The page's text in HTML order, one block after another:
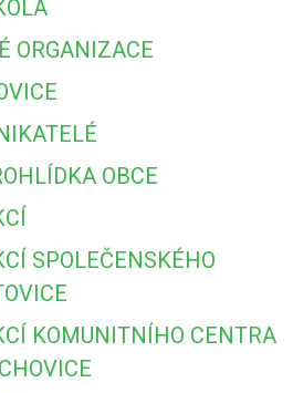
ORGANIZACE
OBCE
SPOLEČENSKÉHO
KOMUNITNÍHO CENTRA